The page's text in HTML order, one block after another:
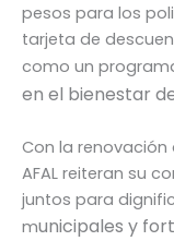
pesos para los
tarjeta de
como un
en el bienestar
Con la renovación
AFAL reiteran su
juntos para
municipales y